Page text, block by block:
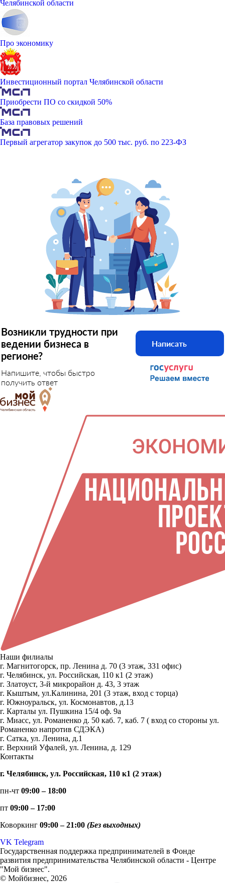
Челябинской области
Про экономику
Инвестиционный портал Челябинской области
Приобрести ПО со скидкой 50%
База правовых решений
Первый агрегатор закупок до 500 тыс. руб. по 223-ФЗ
Возникли трудности при
ведении бизнеса в
регионе?
Напишите, чтобы быстро
получить ответ
Написать
Наши филиалы
г. Магнитогорск, пр. Ленина д. 70 (3 этаж, 331 офис)
г. Челябинск, ул. Российская, 110 к1 (2 этаж)
г. Златоуст, 3-й микрорайон д. 43, 3 этаж
г. Кыштым, ул.Калинина, 201 (3 этаж, вход с торца)
г. Южноуральск, ул. Космонавтов, д.13
г. Карталы ул. Пушкина 15/4 оф. 9а
г. Миасс, ул. Романенко д. 50 каб. 7, каб. 7 ( вход со стороны ул.
Романенко напротив СДЭКА)
г. Сатка, ул. Ленина, д.1
г. Верхний Уфалей, ул. Ленина, д. 129
Контакты
г. Челябинск, ул. Российская, 110 к1 (2 этаж)
пн-чт 09:00 – 18:00
пт 09:00 – 17:00
Коворкинг 09:00 – 21:00 (Без выходных)
VK Telegram
Государственная поддержка предпринимателей в Фонде
развития предпринимательства Челябинской области - Центре
"Мой бизнес".
© Мойбизнес, 2026